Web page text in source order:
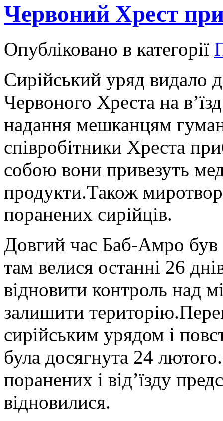
Червоний Хрест
Опубліковано в категорії
Сирійський уряд видало
Червоного Хреста на
надання мешканцям
співробітники Хреста
собою вони привезуть
продукти.Також
поранених сирійців.
Довгий час Баб-Амро був
там велися останні 26
відновити контроль над
залишити
сирійським урядом і
була досягнута 24
поранених і від’їзду
відновилися.